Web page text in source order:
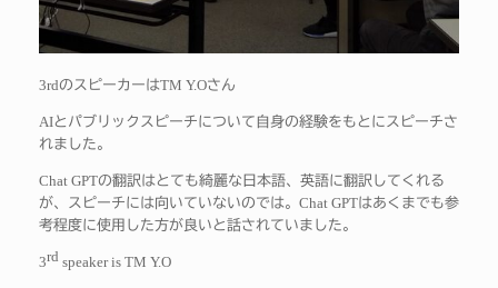
3rdのスピーカーはTM Y.Oさん
AIとパブリックスピーチについて自身の経験をもとにスピーチさ
れました。
Chat GPTの翻訳はとても綺麗な日本語、英語に翻訳してくれる
が、スピーチには向いていないのでは。 Chat GPTはあくまでも参
考程度に使用した方が良いと話されていました。
3rd speaker is TM Y.O